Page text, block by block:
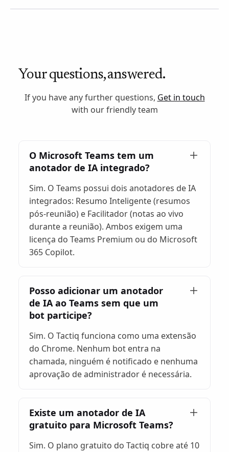
Your questions, answered.
If you have any further questions, Get in touch
with our friendly team
O Microsoft Teams tem um
anotador de IA integrado?
Sim. O Teams possui dois anotadores de IA
integrados: Resumo Inteligente (resumos
pós-reunião) e Facilitador (notas ao vivo
durante a reunião). Ambos exigem uma
licença do Teams Premium ou do Microsoft
365 Copilot.
Posso adicionar um anotador
de IA ao Teams sem que um
bot participe?
Sim. O Tactiq funciona como uma extensão
do Chrome. Nenhum bot entra na
chamada, ninguém é notificado e nenhuma
aprovação de administrador é necessária.
Existe um anotador de IA
gratuito para Microsoft Teams?
Sim. O plano gratuito do Tactiq cobre até 10